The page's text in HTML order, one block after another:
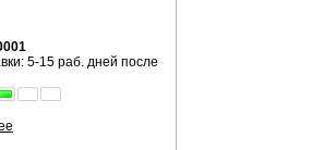
5-15 раб. дней после